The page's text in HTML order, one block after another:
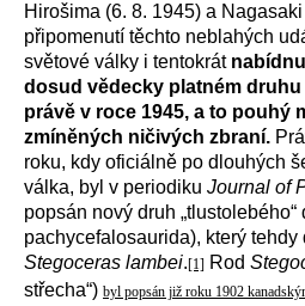
Hirošima (6. 8. 1945) a
připomenutí těchto neblahých
světové války i tentokrát
dosud vědecky platném
právě v roce 1945, a to pouhý
zmíněných ničivých zbraní.
roku, kdy oficiálně po dlouhých
válka, byl v periodiku Journal of
popsán nový druh
pachycefalosaurida), který
Stegoceras lambei.[1] Rod
střecha“) byl popsán již roku 1902